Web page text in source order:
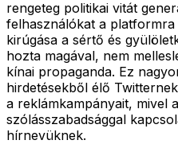
rengeteg politikai vitát
felhasználókat a
kirúgása a sértő és
hozta magával, nem
kínai propaganda. Ez
hirdetésekből élő
a reklámkampányait, mivel
szólásszabadsággal
hírnevüknek.